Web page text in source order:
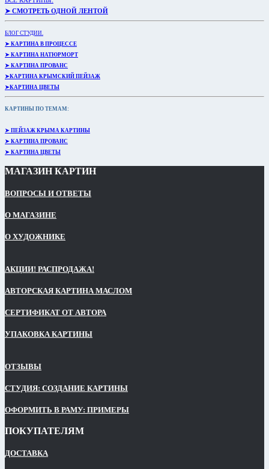
➤ СМОТРЕТЬ ОДНОЙ ЛЕНТОЙ
БЛОГ СТУДИИ.
➤ КАРТИНА В ПРОЦЕССЕ
➤ КАРТИНА НАТЮРМОРТ
➤ КАРТИНА ПРОВАНС
➤КАРТИНА КРЫМСКИЙ ПЕЙЗАЖ
➤КАРТИНА ЦВЕТЫ
КАРТИНЫ ПО ТЕМАМ:
➤ ПЕЙЗАЖ КРЫМА КАРТИНЫ
➤ КАРТИНА ПРОВАНС
➤ КАРТИНА ЦВЕТЫ
МАГАЗИН КАРТИН
ВОПРОСЫ И ОТВЕТЫ
О МАГАЗИНЕ
О ХУДОЖНИКЕ
АКЦИИ! РАСПРОДАЖА!
АВТОРСКАЯ КАРТИНА МАСЛОМ
СЕРТИФИКАТ ОТ АВТОРА
УПАКОВКА КАРТИНЫ
ОТЗЫВЫ
СТУДИЯ: СОЗДАНИЕ КАРТИНЫ
ОФОРМИТЬ В РАМУ: ПРИМЕРЫ
ПОКУПАТЕЛЯМ
ДОСТАВКА